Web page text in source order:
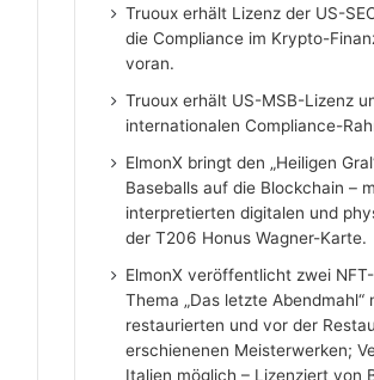
Truoux erhält Lizenz der US-
die Compliance im Krypto-
voran.
Truoux erhält US-MSB-Lizenz
internationalen Compliance-
ElmonX bringt den „Heiligen
Baseballs auf die Blockchain –
interpretierten digitalen und
der T206 Honus Wagner-Karte.
ElmonX veröffentlicht zwei
Thema „Das letzte Abendmahl“
restaurierten und vor der
erschienenen Meisterwerken;
Italien möglich – Lizenziert von